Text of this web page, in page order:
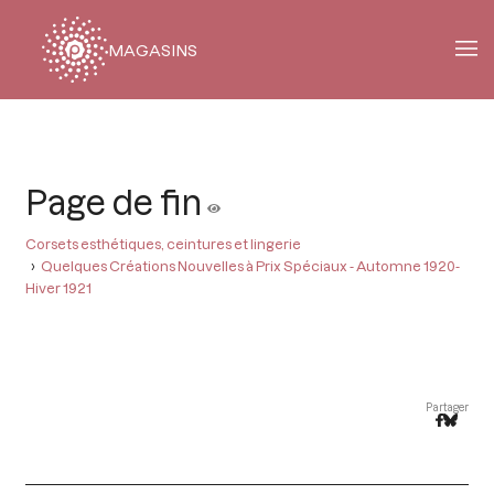
MAGASINS
Page de fin
Corsets esthétiques, ceintures et lingerie
Quelques Créations Nouvelles à Prix Spéciaux - Automne 1920-
Hiver 1921
Partager